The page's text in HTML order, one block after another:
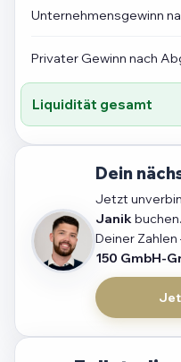
Unternehmensgewinn
Privater Gewinn nach
Liquidität gesamt
Dein
Jetzt
Janik
Deiner
150 GmbH-